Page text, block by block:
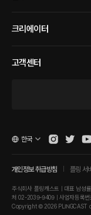
크리에이터
고객센터
개인정보 취급방침 플링 서
주식회사 플링캐스트 | 대표 남성
처 02-2039-9409 | 사업자등록번
Copyright © 2026 PLINGCAST
한국